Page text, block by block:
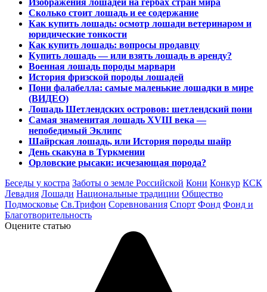
Сколько стоит лошадь и ее содержание
Как купить лошадь: осмотр лошади ветеринаром и
юридические тонкости
Как купить лошадь: вопросы продавцу
Купить лошадь — или взять лошадь в аренду?
Военная лошадь породы марвари
История фризской породы лошадей
Пони фалабелла: самые маленькие лошадки в мире
(ВИДЕО)
Лошадь Шетлендских островов: шетлендский пони
Самая знаменитая лошадь XVIII века —
непобедимый Эклипс
Шайрская лошадь, или История породы шайр
День скакуна в Туркмении
Орловские рысаки: исчезающая порода?
Беседы у костра Заботы о земле Российской Кони Конкур КСК
Левадия Лошади Национальные традиции Общество
Подмосковье Св.Трифон Соревнования Спорт Фонд Фонд и
Благотворительность
Оцените статью